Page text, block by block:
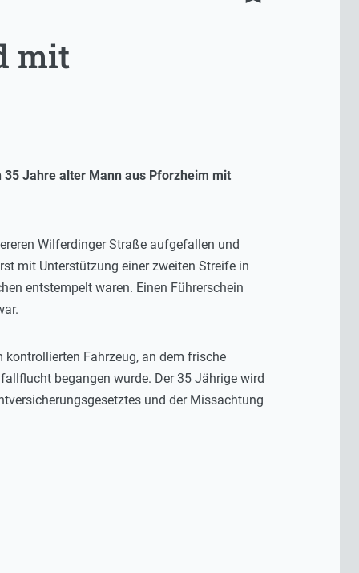
mit
Jahre alter Mann aus Pforzheim mit
Wilferdinger Straße aufgefallen und
mit Unterstützung einer zweiten Streife in
entstempelt waren. Einen Führerschein
Fahrzeug, an dem frische
begangen wurde. Der 35 Jährige wird
und der Missachtung